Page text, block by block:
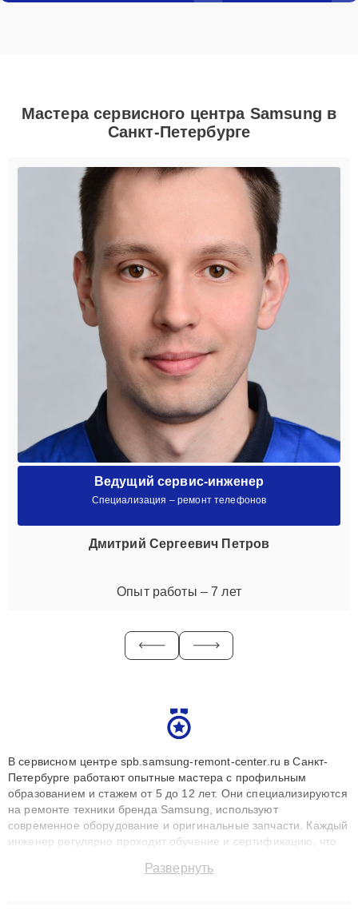
Мастера сервисного центра Samsung в
Санкт-Петербурге
Ведущий сервис-инженер
Специализация – ремонт телефонов
Дмитрий Сергеевич Петров
Опыт работы – 7 лет
В сервисном центре spb.samsung-remont-center.ru в Санкт-
Петербурге работают опытные мастера с профильным
образованием и стажем от 5 до 12 лет. Они специализируются
на ремонте техники бренда Samsung, используют
современное оборудование и оригинальные запчасти. Каждый
инженер регулярно проходит обучение и сертификацию, что
восстанавливать технику с сохранением гарантии до 3 лет.
Развернуть